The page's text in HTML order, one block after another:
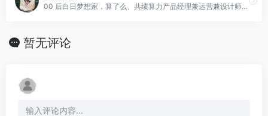
00 后白日梦想家，算了么、共绩算力产品经理兼运营兼设计师兼开发。
暂无评论